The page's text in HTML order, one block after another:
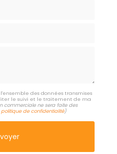
des données transmises
le suivi et le traitement de ma
commerciale ne sera faite des
politique de confidentialité)